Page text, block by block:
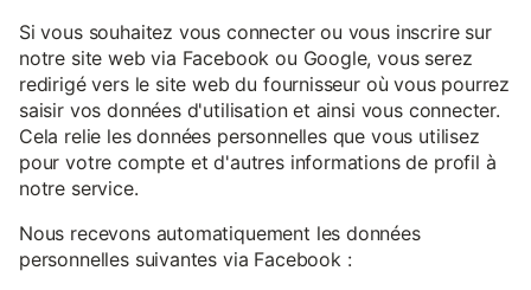
Si vous souhaitez vous connecter ou vous inscrire sur
notre site web via Facebook ou Google, vous serez
redirigé vers le site web du fournisseur où vous pourrez
saisir vos données d'utilisation et ainsi vous connecter.
Cela relie les données personnelles que vous utilisez
pour votre compte et d'autres informations de profil à
notre service.
Nous recevons automatiquement les données
personnelles suivantes via Facebook :